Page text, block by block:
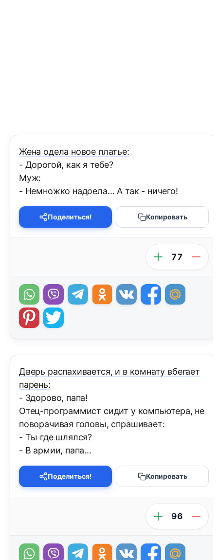
Жена одела новое платье:
- Дорогой, как я тебе?
Муж:
- Немножко надоела… А так - ничего!
Поделиться! Копировать
77
Дверь распахивается, и в комнату вбегает
парень:
- Здорово, папа!
Отец-программист сидит у компьютера, не
поворачивая головы, спрашивает:
- Ты где шлялся?
- В армии, папа...
Поделиться! Копировать
96